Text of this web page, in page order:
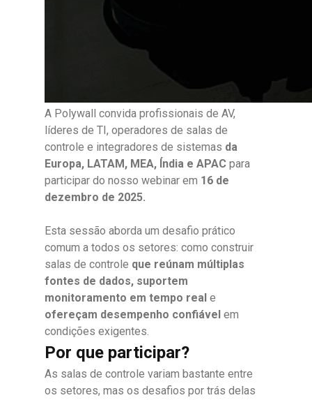
A Polywall convida profissionais de AV,
líderes de TI, operadores de salas de
controle e integradores de sistemas da
Europa, LATAM, MEA, Índia e APAC para
participar do nosso webinar em 16 de
dezembro de 2025.
Esta sessão aborda um desafio prático
comum a todos os setores: como construir
salas de controle que reúnam múltiplas
fontes de dados, suportem
monitoramento em tempo real e
ofereçam desempenho confiável em
condições exigentes.
Por que participar?
As salas de controle variam bastante entre
os setores, mas os desafios por trás delas